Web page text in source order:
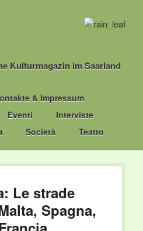
Kulturmagazin im Saarland
& Impressum
Eventi
Interviste
Società Teatro
Le strade
Spagna,